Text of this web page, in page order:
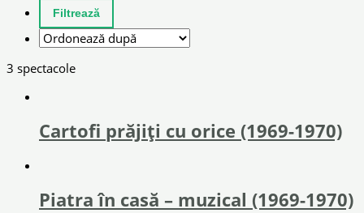
3 spectacole
Cartofi prăjiţi cu orice (1969-1970)
Piatra în casă – muzical (1969-1970)